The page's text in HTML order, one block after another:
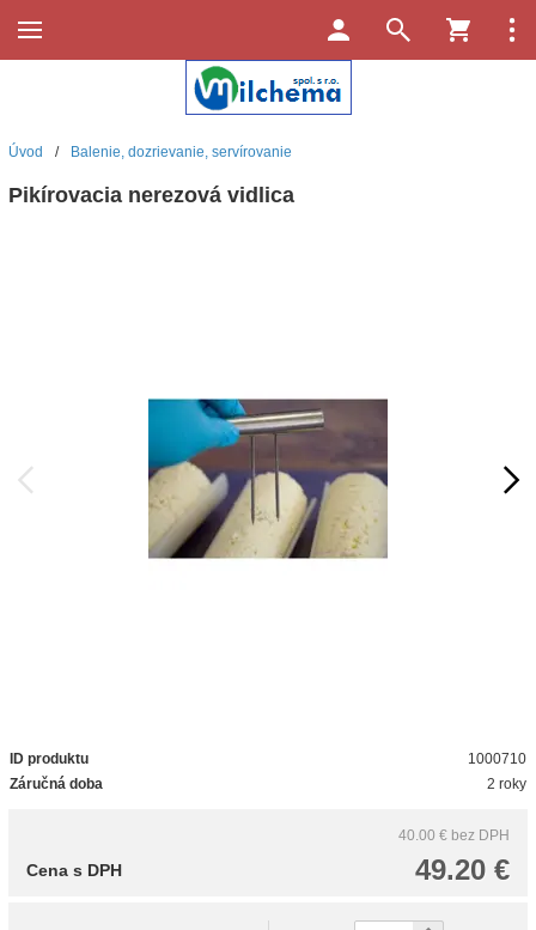
Úvod / Balenie, dozrievanie, servírovanie
Pikírovacia nerezová vidlica
ID produktu
1000710
Záručná doba
2 roky
40.00 € bez DPH
49.20 €
Cena s DPH